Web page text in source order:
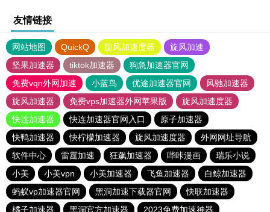
友情链接
网站地图 QuickQ 旋风加速度器
旋风加速
坚果加速器
tiktok加速器
狗急加速器官网
免费vqn外网加速
小蓝鸟 优途加速器官网
风驰加速器
旋风加速器
免费vps加速器外网苹果版
旋风加速度器
快连加速器
快连加速器官网入口
原子加速器
快鸭加速器
快柠檬加速器 旋风加速度器
外网网址导航
软件中心
雷霆加速 狂飙加速器 哔咔漫画
瑞乐小说
小美
小美vpn 小美加速器 飞鱼加速器
白鲸加速器
蚂蚁vp加速器官网
黑洞加速下载器官网
快联加速器
橘子加速器
黑洞官方加速器 2023免费加速神器